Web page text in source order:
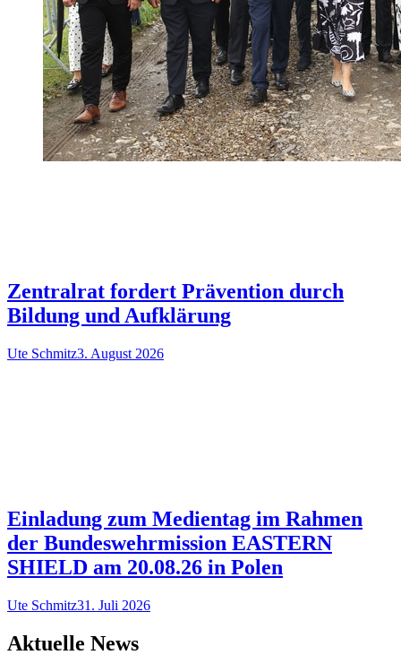
Zentralrat fordert Prävention durch
Bildung und Aufklärung
Ute Schmitz3. August 2026
Einladung zum Medientag im Rahmen
der Bundeswehrmission EASTERN
SHIELD am 20.08.26 in Polen
Ute Schmitz31. Juli 2026
Aktuelle News